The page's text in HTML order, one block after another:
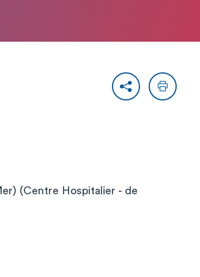
PartagerImprimer
(Centre Hospitalier - de